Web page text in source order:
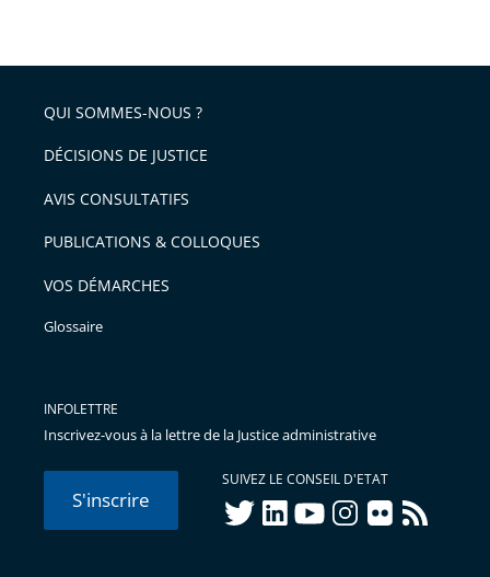
l'article
pour
avant
QUI SOMMES-NOUS ?
DÉCISIONS DE JUSTICE
AVIS CONSULTATIFS
PUBLICATIONS & COLLOQUES
VOS DÉMARCHES
Glossaire
INFOLETTRE
Inscrivez-vous à la lettre de la Justice administrative
S'inscrire
SUIVEZ LE CONSEIL D'ETAT
twitterlinkedInyoutubeinstagram
flickr rss